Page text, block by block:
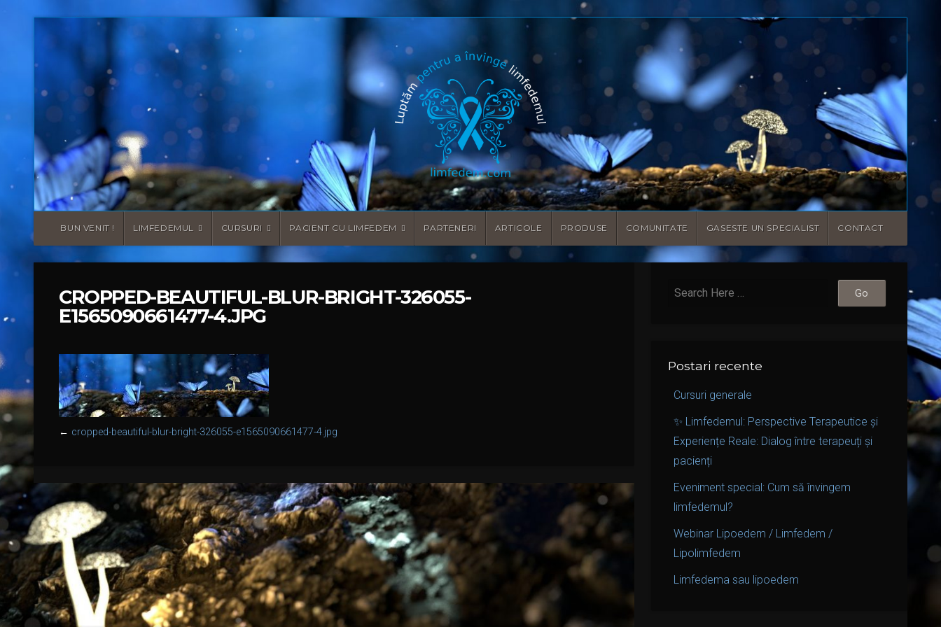
BUN VENIT ! LIMFEDEMUL CURSURI PACIENT CU LIMFEDEM PARTENERI ARTICOLE PRODUSE COMUNITATE GASESTE UN SPECIALIST CONTACT
CROPPED-BEAUTIFUL-BLUR-BRIGHT-326055-
E1565090661477-4.JPG
← cropped-beautiful-blur-bright-326055-e1565090661477-4.jpg
Postari recente
Cursuri generale
✨ Limfedemul: Perspective Terapeutice și
Experiențe Reale: Dialog între terapeuți și
pacienți
Eveniment special: Cum să învingem
limfedemul?
Webinar Lipoedem / Limfedem /
Lipolimfedem
Limfedema sau lipoedem